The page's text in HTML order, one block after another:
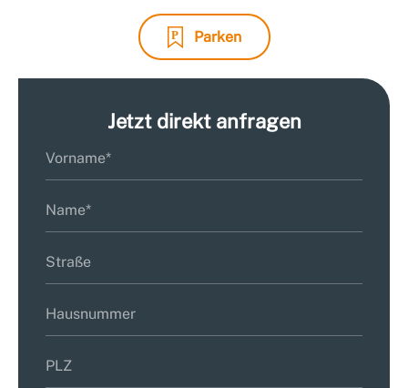
Parken
Jetzt direkt anfragen